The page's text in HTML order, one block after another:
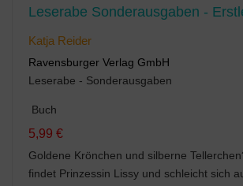
Katja Reider
Ravensburger Verlag GmbH
Leserabe - Sonderausgaben
Buch
5,99 €
Goldene Krönchen und silberne
findet Prinzessin Lissy und schleicht sich